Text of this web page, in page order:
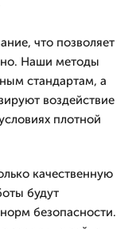
что позволяет
Наши методы
стандартам, а
воздействие
плотной
качественную
будут
безопасности.